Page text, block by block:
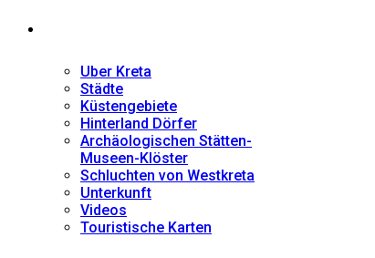
Uber Kreta
Städte
Küstengebiete
Hinterland Dörfer
Archäologischen Stätten-
Museen-Klöster
Schluchten von Westkreta
Unterkunft
Videos
Touristische Karten